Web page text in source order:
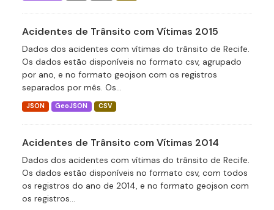
Acidentes de Trânsito com Vítimas 2015
Dados dos acidentes com vítimas do trânsito de Recife.
Os dados estão disponíveis no formato csv, agrupado
por ano, e no formato geojson com os registros
separados por mês. Os...
JSON GeoJSON CSV
Acidentes de Trânsito com Vítimas 2014
Dados dos acidentes com vítimas do trânsito de Recife.
Os dados estão disponíveis no formato csv, com todos
os registros do ano de 2014, e no formato geojson com
os registros...